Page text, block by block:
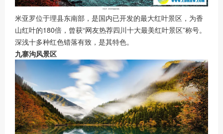
米亚罗（阿坝州融媒供图）
米亚罗位于理县东南部，是国内已开发的最大红叶景区，为香
山红叶的180倍，曾获“网友热荐四川十大最美红叶景区”称号。
深浅十多种红色错落有致，是其特色。
九寨沟风景区